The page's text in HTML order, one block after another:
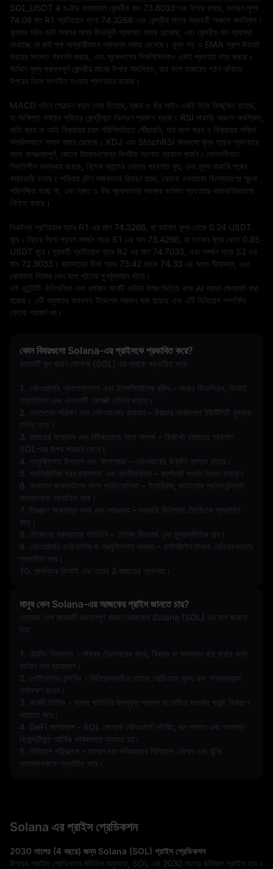
SOL_USDT 4 ঘণ্টার সময়কালে কেন্দ্রীয় মান 73.8033-এর উপরে চলছে, বর্তমান মূল্য
74.08 হল R1 প্রতিরোধ স্তর 74.3266 এবং কেন্দ্রীয় মানের মধ্যবর্তী অঞ্চলে অবস্থিত।
মূল্যের গঠন ছোট সময়ের মধ্যে ঊর্ধ্বমুখী প্রবণতা বজায় রেখেছে, এবং কেন্দ্রীয় মান ব্যবস্থা
দেখাচ্ছে যে বাই পক্ষ অস্থায়ীভাবে প্রাধান্য বজায় রেখেছে। মূল্য গড় ও EMA গ্রুপ উভয়ই
ক্রয়ের সংকেত প্রদর্শন করছে, এবং সূচকগুলোর দিকনির্দেশনাও একই প্রবণতা বহন করছে।
বর্তমান মূল্য গুরুত্বপূর্ণ কেন্দ্রীয় মানের উপরে অবস্থিত, যার ফলে বাজারের গঠন আঁকড়ে
উপরের দিকে সংগঠিত হওয়ার প্রবণতায় রয়েছে।
MACD গঠনে গোল্ডেন ক্রস দেখা দিয়েছে, দ্রুত ও ধীর লাইন একই দিকে বিচ্ছুরিত হয়েছে,
যা সংক্ষিপ্ত সময়ের শক্তির কেন্দ্রীভূত নিঃসরণ প্রকাশ করছে। RSI মাঝারি অঞ্চলে অবস্থিত,
অতি ক্রয় বা অতি বিক্রয়ের চরম পরিস্থিতিতে পৌঁছায়নি, যার ফলে ক্রয় ও বিক্রয়ের শক্তি
সাময়িকভাবে সমতা বজায় রেখেছে। KDJ এবং StochRSI মানগুলো মূল্য গড়ের প্রবণতার
সাথে সামঞ্জস্যপূর্ণ, কোনো উল্লেখযোগ্য বিপরীত সংকেত প্রকাশ পায়নি। দোলনশীলতা
স্থিতিশীল অবস্থায় রয়েছে, ব্লিংক ব্যান্ডের খোলার প্রবণতা মৃদু, এবং মূল্য মাঝারি পথের
কাছাকাছি চলছে। শক্তির বন্টন সমানভাবে বিতরণ হচ্ছে, কোনো একতরফা বিস্ফোরণের সূচনা
পরিলক্ষিত হচ্ছে না, এবং দ্রুত ও ধীর সূচকগুলোর সমন্বয় বর্তমান প্রবণতার ধারাবাহিকতাকে
নিশ্চিত করছে।
নিকটস্থ প্রতিরোধ স্তর R1 এর মান 74.3266, যা বর্তমান মূল্য থেকে 0.24 USDT
দূরে। নিচের দিকে প্রথম সমর্থন স্তর S1 এর মান 73.4266, যা বর্তমান মূল্য থেকে 0.65
USDT দূরে। দূরবর্তী প্রতিরোধ স্তর R2 এর মান 74.7033, এবং সমর্থন স্তর S2 এর
মান 72.9033। ব্যবসায়ের সীমা প্রায় 73.42 থেকে 74.33 এর মধ্যে সীমাবদ্ধ, এবং
যেকোনো দিকের ভেদ হলে গঠনের পুনর্মূল্যায়ন ঘটবে।
এই কন্টেন্টটি ঐতিহাসিক এবং বর্তমান মার্কেট ডেটার উপর ভিত্তি করে AI দ্বারা জেনারেট করা
হয়েছে। এটি শুধুমাত্র তথ্যগত উদ্দেশ্যে প্রদান করা হয়েছে এবং এটি বিনিয়োগ সম্পর্কিত
কোনো পরামর্শ নয়।
কোন বিষয়গুলো Solana-এর প্রাইসকে প্রভাবিত করে?
কয়েকটি মূল কারণ সোলানা (SOL) এর দামকে প্রভাবিত করে:
1. নেটওয়ার্কের গ্রহণযোগ্যতা এবং ইকোসিস্টেমের বৃদ্ধি – আরও ডিএপিএস, ডিফাই
প্রোটোকল এবং এনএফটি প্রজেক্ট চাহিদা বাড়ায়।
2. লেনদেনের পরিমাণ এবং নেটওয়ার্কের ব্যবহার – উচ্চতর কার্যকলাপ ইউটিলিটি মূল্যকে
চালিত করে।
3. বাজারের মনোভাব এবং বিটকয়েনের সাথে সম্পর্ক – ক্রিপ্টো বাজারের প্রবণতা
SOL-এর উপর প্রভাব ফেলে।
4. প্রযুক্তিগত উন্নয়ন এবং আপগ্রেড – নেটওয়ার্কের উন্নতি আস্থা বাড়ায়।
5. প্রাতিষ্ঠানিক গ্রহণযোগ্যতা এবং অংশীদারিত্ব – কর্পোরেট সমর্থন বৈধতা বাড়ায়।
6. অন্যান্য ব্লকচেইনের সাথে প্রতিযোগিতা – ইথেরিয়াম, কার্ডানোর প্রতিদ্বন্দ্বিতা
অবস্থানকে প্রভাবিত করে।
7. নিয়ন্ত্রণ সংক্রান্ত খবর এবং সামঞ্জস্য – সরকারি নীতিমালা ট্রেডিংকে প্রভাবিত
করে।
8. টোকেনের সরবরাহের গতিবিধি – স্টেকিং রিওয়ার্ড এবং মুদ্রাস্ফীতির হার।
9. নেটওয়ার্কের ডাউনটাইম বা প্রযুক্তিগত সমস্যা – ডাউনটাইম দামকে নেতিবাচকভাবে
প্রভাবিত করে।
10. সামগ্রিক ডিফাই এবং ওয়েব 3 বাজারের প্রবণতা।
মানুষ কেন Solana-এর আজকের প্রাইস জানতে চায়?
লোকেরা বেশ কয়েকটি গুরুত্বপূর্ণ কারণে আজকের Solana (SOL) এর দাম জানতে
চায়:
1. ট্রেডিং সিদ্ধান্ত - সক্রিয় ট্রেডারদের ক্রয়, বিক্রয় বা অবস্থান ধরে রাখার জন্য
বর্তমান দাম প্রয়োজন।
2. পোর্টফোলিও ট্র্যাকিং - বিনিয়োগকারীরা তাদের হোল্ডিংয়ের মূল্য এবং পারফরম্যান্স
পর্যবেক্ষণ করেন।
3. মার্কেট টাইমিং - দামের গতিবিধি উপযুক্ত প্রবেশ বা বেরিয়ে যাওয়ার পয়েন্ট নির্ধারণে
সহায়তা করে।
4. DeFi কার্যকলাপ - SOL সোলানা নেটওয়ার্কে স্টেকিং, ঋণ প্রদান এবং অন্যান্য
বিকেন্দ্রীভূত আর্থিক কার্যকলাপে ব্যবহৃত হয়।
5. বিনিয়োগ পরিকল্পনা - বর্তমান দাম ভবিষ্যতের বিনিয়োগ কৌশল এবং ঝুঁকি
ব্যবস্থাপনাকে প্রভাবিত করে।
Solana এর প্রাইস প্রেডিকশন
2030 সালের (4 বছরে) জন্য Solana (SOL) প্রাইস প্রেডিকশন
উপরের প্রাইস প্রেডিকশন মডিউল অনুসারে, SOL এর 2030 সালের ভবিষ্যৎ প্রাইস হবে ৳